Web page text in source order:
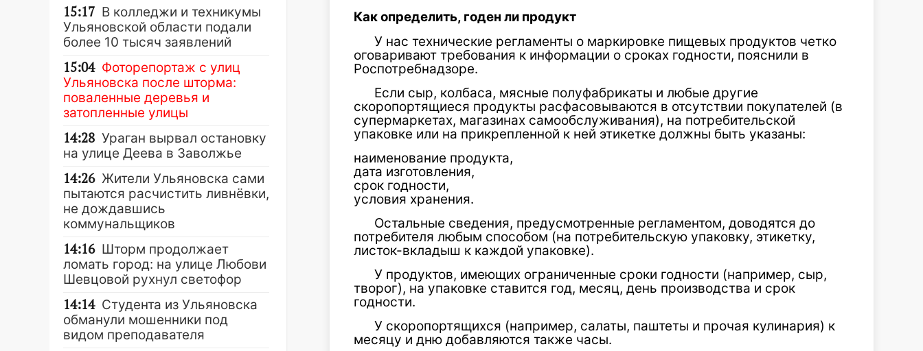
Как определить, годен ли продукт
У нас технические регламенты о маркировке пищевых продуктов четко
оговаривают требования к информации о сроках годности, пояснили в
Роспотребнадзоре.
Если сыр, колбаса, мясные полуфабрикаты и любые другие
скоропортящиеся продукты расфасовываются в отсутствии покупателей (в
супермаркетах, магазинах самообслуживания), на потребительской
упаковке или на прикрепленной к ней этикетке должны быть указаны:
наименование продукта,
дата изготовления,
срок годности,
условия хранения.
Остальные сведения, предусмотренные регламентом, доводятся до
потребителя любым способом (на потребительскую упаковку, этикетку,
листок-вкладыш к каждой упаковке).
У продуктов, имеющих ограниченные сроки годности (например, сыр,
творог), на упаковке ставится год, месяц, день производства и срок
годности.
У скоропортящихся (например, салаты, паштеты и прочая кулинария) к
месяцу и дню добавляются также часы.
15:17 В колледжи и техникумы
Ульяновской области подали
более 10 тысяч заявлений
15:04 Фоторепортаж с улиц
Ульяновска после шторма:
поваленные деревья и
затопленные улицы
14:28 Ураган вырвал остановку
на улице Деева в Заволжье
14:26 Жители Ульяновска сами
пытаются расчистить ливнёвки,
не дождавшись
коммунальщиков
14:16 Шторм продолжает
ломать город: на улице Любови
Шевцовой рухнул светофор
14:14 Студента из Ульяновска
обманули мошенники под
видом преподавателя